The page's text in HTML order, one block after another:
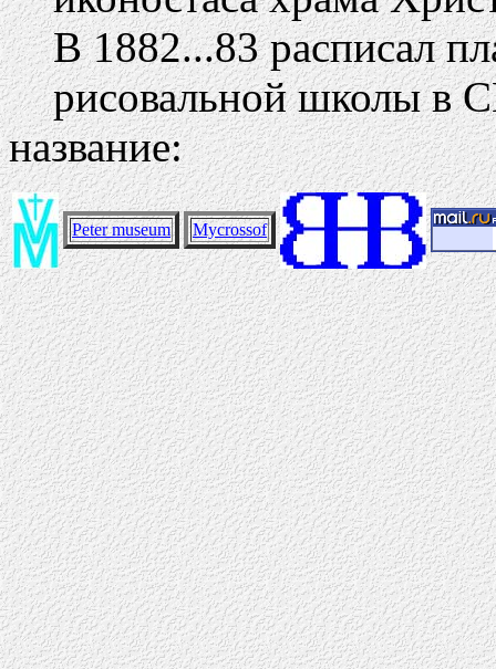
В 1882...83 расписал
рисовальной школы в
название:
Peter museum Mycrossof